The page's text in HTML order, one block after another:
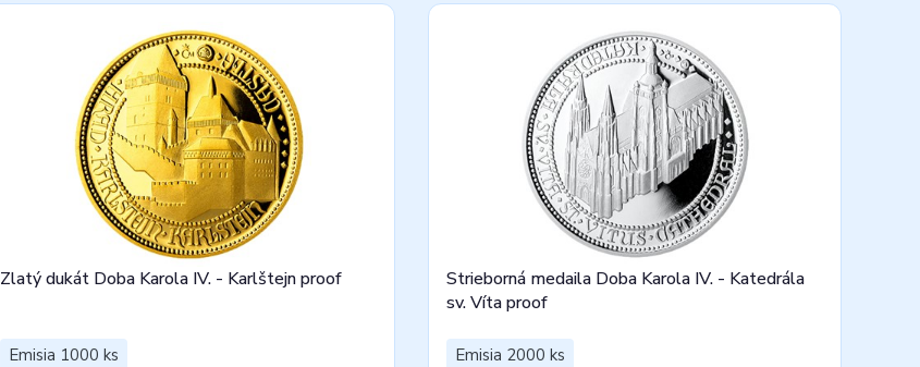
Zlatý dukát Doba Karola IV. - Karlštejn proof
Emisia 1000 ks
Strieborná medaila Doba Karola IV. - Katedrála
sv. Víta proof
Emisia 2000 ks